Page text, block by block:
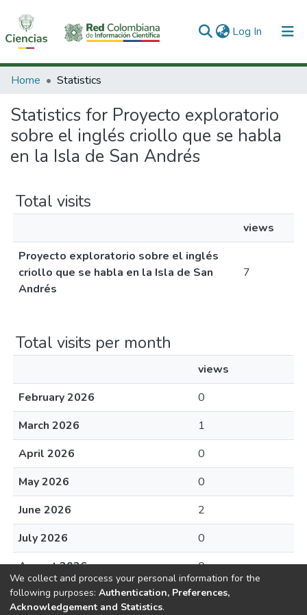
Log In (current)
Communities & Collections
All of DSpace
Home Statistics
Statistics for Proyecto exploratorio
sobre el inglés criollo que se habla
en la Isla de San Andrés
Total visits
views
Proyecto exploratorio sobre el inglés
criollo que se habla en la Isla de San
Andrés
7
Total visits per month
views
February 2026
0
March 2026
1
April 2026
0
May 2026
0
June 2026
2
July 2026
0
August 2026
0
We collect and process your personal information for the
following purposes: Authentication, Preferences,
Acknowledgement and Statistics.